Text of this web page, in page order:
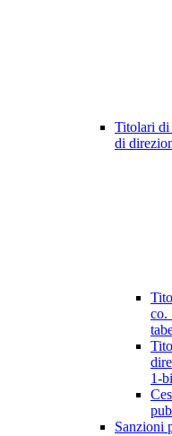
Titolari di
di
co.
1-
Sanzioni